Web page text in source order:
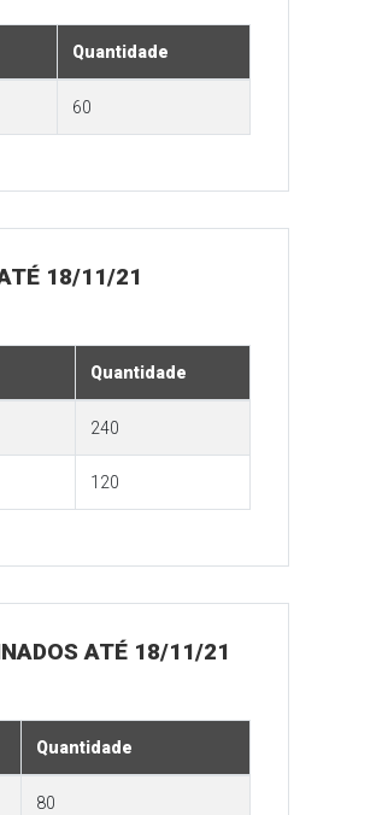
Quantidade
60
18/11/21
Quantidade
240
120
ATÉ 18/11/21
Quantidade
80